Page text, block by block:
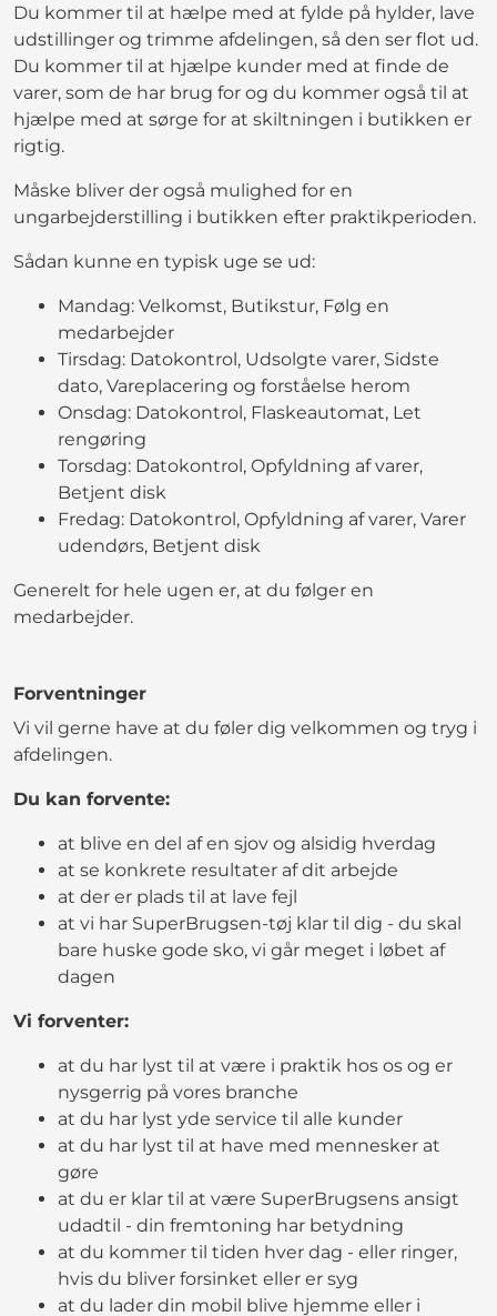
Du kommer til at hælpe med at fylde på hylder, lave
udstillinger og trimme afdelingen, så den ser flot ud.
Du kommer til at hjælpe kunder med at finde de
varer, som de har brug for og du kommer også til at
hjælpe med at sørge for at skiltningen i butikken er
rigtig.
Måske bliver der også mulighed for en
ungarbejderstilling i butikken efter praktikperioden.
Sådan kunne en typisk uge se ud:
Mandag: Velkomst, Butikstur, Følg en
medarbejder
Tirsdag: Datokontrol, Udsolgte varer, Sidste
dato, Vareplacering og forståelse herom
Onsdag: Datokontrol, Flaskeautomat, Let
rengøring
Torsdag: Datokontrol, Opfyldning af varer,
Betjent disk
Fredag: Datokontrol, Opfyldning af varer, Varer
udendørs, Betjent disk
Generelt for hele ugen er, at du følger en
medarbejder.
Forventninger
Vi vil gerne have at du føler dig velkommen og tryg i
afdelingen.
Du kan forvente:
at blive en del af en sjov og alsidig hverdag
at se konkrete resultater af dit arbejde
at der er plads til at lave fejl
at vi har SuperBrugsen-tøj klar til dig - du skal
bare huske gode sko, vi går meget i løbet af
dagen
Vi forventer:
at du har lyst til at være i praktik hos os og er
nysgerrig på vores branche
at du har lyst yde service til alle kunder
at du har lyst til at have med mennesker at
gøre
at du er klar til at være SuperBrugsens ansigt
udadtil - din fremtoning har betydning
at du kommer til tiden hver dag - eller ringer,
hvis du bliver forsinket eller er syg
at du lader din mobil blive hjemme eller i